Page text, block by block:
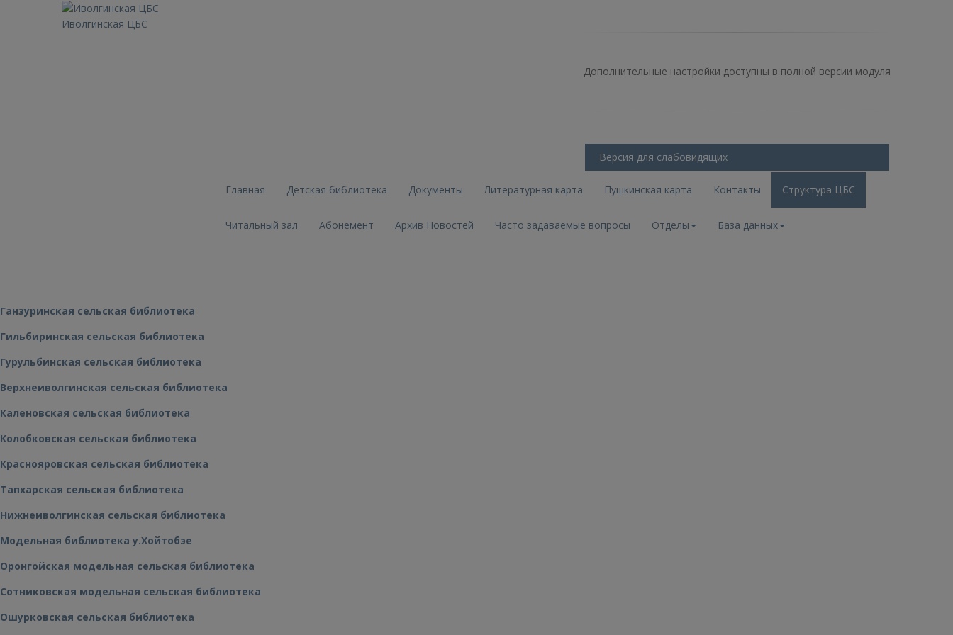
Иволгинская ЦБС
Дополнительные настройки доступны в полной версии модуля
Версия для слабовидящих
Главная Детская библиотека Документы Литературная карта Пушкинская карта Контакты Структура ЦБС
Читальный зал Абонемент Архив Новостей Часто задаваемые вопросы Отделы База данных
Ганзуринская сельская библиотека
Гильбиринская сельская библиотека
Гурульбинская сельская библиотека
Верхнеиволгинская сельская библиотека
Каленовская сельская библиотека
Колобковская сельская библиотека
Краснояровская сельская библиотека
Тапхарская сельская библиотека
Нижнеиволгинская сельская библиотека
Модельная библиотека у.Хойтобэе
Оронгойская модельная сельская библиотека
Сотниковская модельная сельская библиотека
Ошурковская сельская библиотека